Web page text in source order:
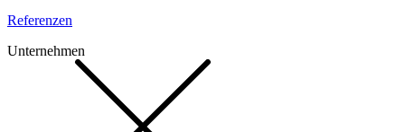
Referenzen
Unternehmen